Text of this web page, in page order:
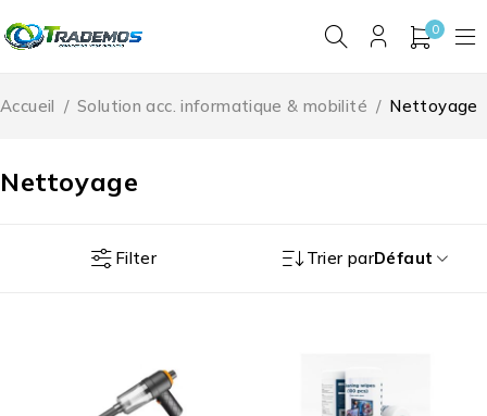
0
Nettoyage
Accueil / Solution acc. informatique & mobilité / Nettoyage
Filter Trier parDéfaut